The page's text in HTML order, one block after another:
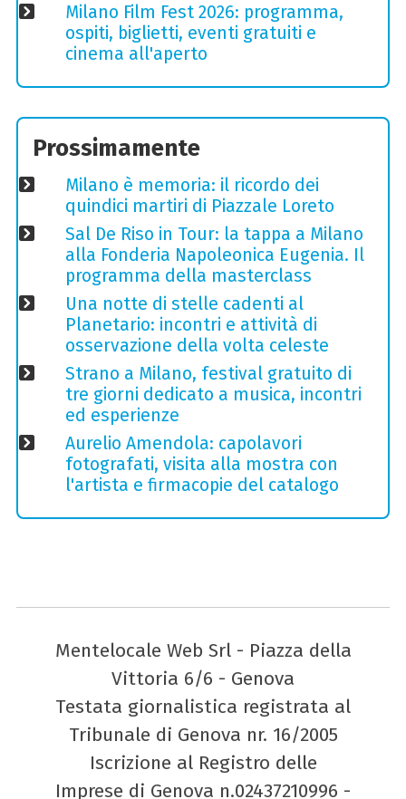
Milano Film Fest 2026: programma,
ospiti, biglietti, eventi gratuiti e
cinema all'aperto
Prossimamente
Milano è memoria: il ricordo dei
quindici martiri di Piazzale Loreto
Sal De Riso in Tour: la tappa a Milano
alla Fonderia Napoleonica Eugenia. Il
programma della masterclass
Una notte di stelle cadenti al
Planetario: incontri e attività di
osservazione della volta celeste
Strano a Milano, festival gratuito di
tre giorni dedicato a musica, incontri
ed esperienze
Aurelio Amendola: capolavori
fotografati, visita alla mostra con
l'artista e firmacopie del catalogo
Mentelocale Web Srl - Piazza della
Vittoria 6/6 - Genova
Testata giornalistica registrata al
Tribunale di Genova nr. 16/2005
Iscrizione al Registro delle
Imprese di Genova n.02437210996 -